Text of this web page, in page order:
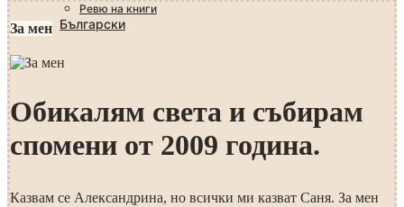
Ревю на книги
Български
За мен
Обикалям света и събирам
спомени от 2009 година.
Казвам се Александрина, но всички ми казват Саня. За мен